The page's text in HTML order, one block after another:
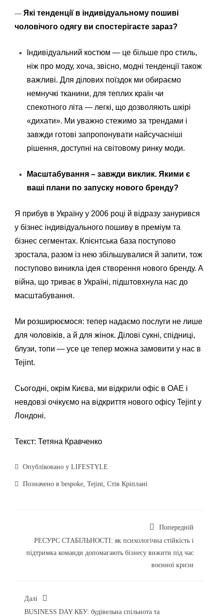
— Які тенденції в індивідуальному пошиві
чоловічого одягу ви спостерігаєте зараз?
Індивідуальний костюм — це більше про стиль,
ніж про моду, хоча, звісно, модні тенденції також
важливі. Для ділових поїздок ми обираємо
немнучкі тканини, для теплих країн чи
спекотного літа — легкі, що дозволяють шкірі
«дихати». Ми уважно стежимо за трендами і
завжди готові запропонувати найсучасніші
рішення, доступні на світовому ринку моди.
Масштабування – завжди виклик. Якими є
ваші плани по запуску нового бренду?
Я прибув в Україну у 2006 році й відразу занурився
у бізнес індивідуального пошиву в преміум та
бізнес сегментах. Клієнтська база поступово
зростала, разом із нею збільшувалися й запити, тож
поступово виникла ідея створення нового бренду. А
війна, що триває в Україні, підштовхнула нас до
масштабування.
Ми розширюємося: тепер надаємо послуги не лише
для чоловіків, а й для жінок. Ділові сукні, спідниці,
блузи, топи — усе це тепер можна замовити у нас в
Tejint.
Сьогодні, окрім Києва, ми відкрили офіс в ОАЕ і
невдовзі очікуємо на відкриття нового офісу Tejint у
Лондоні.
Текст: Тетяна Кравченко
Опубліковано у LIFESTYLE
Позначено в bespoke Tejint Стів Кріплані
Попередній
РЕСУРС СТАБІЛЬНОСТІ: як психологічна стійкість і
підтримка команди допомагають бізнесу вижити під час
воєнної кризи
Далі
BUSINESS DAY КБУ: будівельна спільнота та